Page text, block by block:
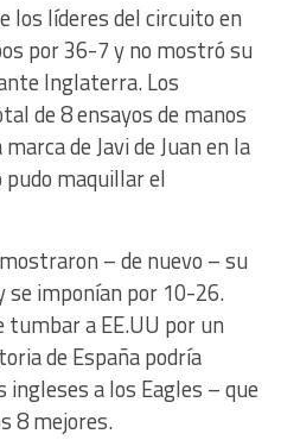
los líderes del circuito en
por 36-7 y no mostró su
Inglaterra. Los
de 8 ensayos de manos
de Javi de Juan en la
maquillar el
– de nuevo – su
imponían por 10-26.
tumbar a EE.UU por un
de España podría
a los Eagles – que
8 mejores.